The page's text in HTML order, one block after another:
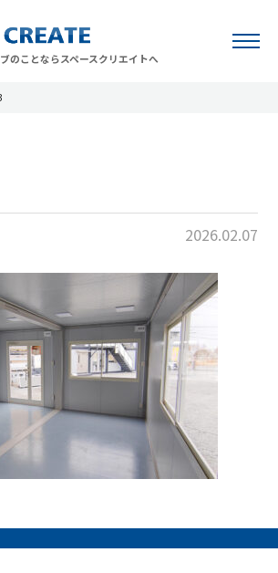
のことならスペースクリエイトへ
2026.02.07